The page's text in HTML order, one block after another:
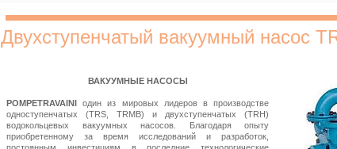
Двухступенчатый вакуумный насос
ВАКУУМНЫЕ НАСОСЫ
POMPETRAVAINI один из мировых лидеров в производстве
одноступенчатых (TRS, TRMB) и двухступенчатых (TRH)
водокольцевых вакуумных насосов. Благодаря опыту
приобретенному за время исследований и разработок,